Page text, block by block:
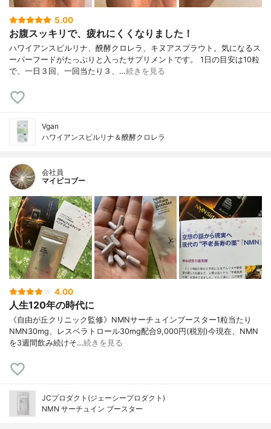
5.00
お腹スッキリで、疲れにくくなりました！
ハワイアンスピルリナ、醗酵クロレラ、キヌアスプラウト。気になるス
ーパーフードがたっぷりと入ったサプリメントです。 1日の目安は10粒
で、一日３回、一回当たり３、…続きを見る
Vgan
ハワイアンスピルリナ＆醗酵クロレラ
会社員
マイピコブー
4.00
人生120年の時代に
《自由が丘クリニック監修》NMNサーチュインブースター1粒当たり
NMN30mg、レスベラトロール30mg配合9,000円(税別)今現在、NMN
を3週間飲み続けそ…続きを見る
JCプロダクト(ジェーシープロダクト)
NMN サーチュイン ブースター